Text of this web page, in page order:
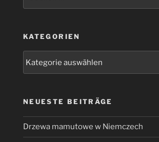
KATEGORIEN
NEUESTE BEITRÄGE
Drzewa mamutowe w Niemczech